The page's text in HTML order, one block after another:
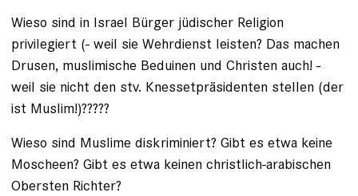
Wieso sind in Israel Bürger jüdischer Religion
privilegiert (- weil sie Wehrdienst leisten? Das machen
Drusen, muslimische Beduinen und Christen auch! -
weil sie nicht den stv. Knessetpräsidenten stellen (der
ist Muslim!)?????
Wieso sind Muslime diskriminiert? Gibt es etwa keine
Moscheen? Gibt es etwa keinen christlich-arabischen
Obersten Richter?